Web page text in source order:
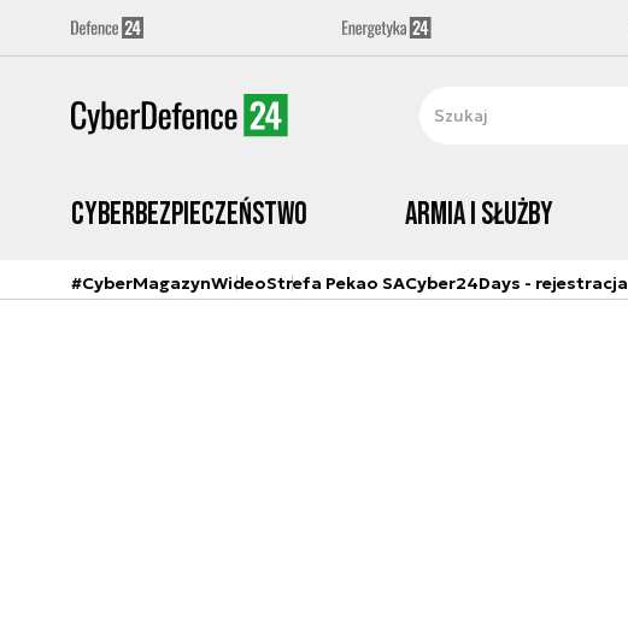
Cyberbezpieczeństwo Armia i Służby
#CyberMagazynWideoStrefa Pekao SACyber24Days - rejestracja